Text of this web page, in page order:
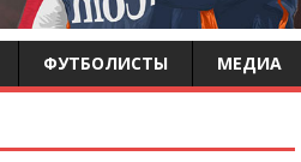
ФУТБОЛИСТЫ МЕДИА